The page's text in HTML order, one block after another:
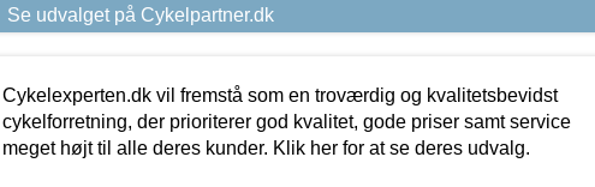
Se udvalget på Cykelpartner.dk
Cykelexperten.dk vil fremstå som en troværdig og kvalitetsbevidst
cykelforretning, der prioriterer god kvalitet, gode priser samt service
meget højt til alle deres kunder. Klik her for at se deres udvalg.